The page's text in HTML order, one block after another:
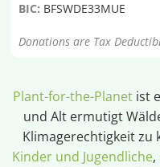
BIC: BFSWDE33MUE
Donations are Tax
Plant-for-the-Planet ist
und Alt ermutigt
Klimagerechtigkeit zu
Kinder und Jugendliche,